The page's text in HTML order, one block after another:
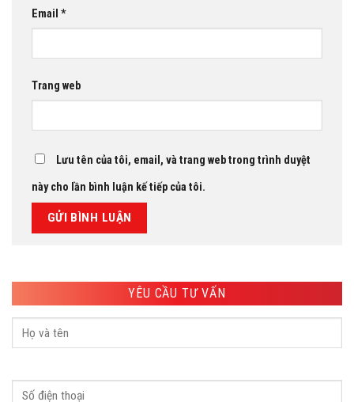
Email *
Trang web
Lưu tên của tôi, email, và trang web trong trình duyệt
này cho lần bình luận kế tiếp của tôi.
YÊU CẦU TƯ VẤN